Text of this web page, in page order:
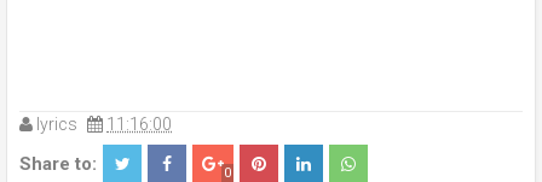
lyrics 11:16:00
Share to: 0